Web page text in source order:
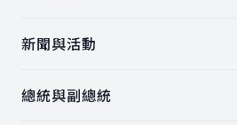
新聞與活動
總統與副總統